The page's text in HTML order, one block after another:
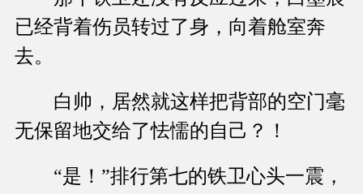
已经背着伤员转过了身，向着舱室奔
去。
白帅，居然就这样把背部的空门毫
无保留地交给了怯懦的自己？！
“是！”排行第七的铁卫心头一震，